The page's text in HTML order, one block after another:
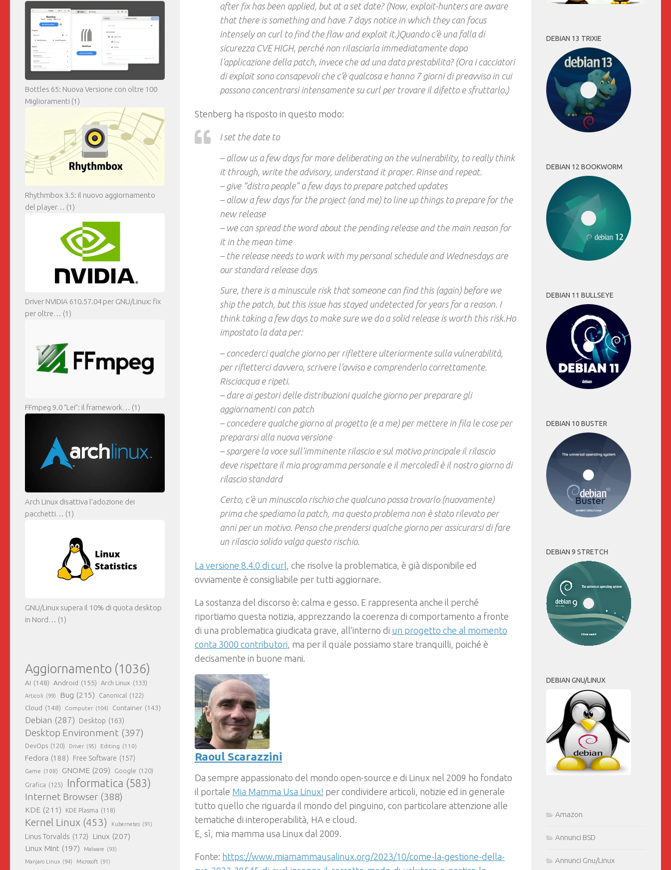
after fix has been applied, but at a set date? (Now, exploit-hunters are aware
that there is something and have 7 days notice in which they can focus
intensely on curl to find the flaw and exploit it.)Quando c’è una falla di
sicurezza CVE HIGH, perché non rilasciarla immediatamente dopo
l’applicazione della patch, invece che ad una data prestabilita? (Ora i cacciatori
di exploit sono consapevoli che c’è qualcosa e hanno 7 giorni di preavviso in cui
possono concentrarsi intensamente su curl per trovare il difetto e sfruttarlo.)
Stenberg ha risposto in questo modo:
I set the date to
– allow us a few days for more deliberating on the vulnerability, to really think
it through, write the advisory, understand it proper. Rinse and repeat.
– give “distro people” a few days to prepare patched updates
– allow a few days for the project (and me) to line up things to prepare for the
new release
– we can spread the word about the pending release and the main reason for
it in the mean time
– the release needs to work with my personal schedule and Wednesdays are
our standard release days
Sure, there is a minuscule risk that someone can find this (again) before we
ship the patch, but this issue has stayed undetected for years for a reason. I
think taking a few days to make sure we do a solid release is worth this risk.Ho
impostato la data per:
– concederci qualche giorno per riflettere ulteriormente sulla vulnerabilità,
per rifletterci davvero, scrivere l’avviso e comprenderlo correttamente.
Risciacqua e ripeti.
– dare ai gestori delle distribuzioni qualche giorno per preparare gli
aggiornamenti con patch
– concedere qualche giorno al progetto (e a me) per mettere in fila le cose per
prepararsi alla nuova versione
– spargere la voce sull’imminente rilascio e sul motivo principale il rilascio
deve rispettare il mio programma personale e il mercoledì è il nostro giorno di
rilascio standard
Certo, c’è un minuscolo rischio che qualcuno possa trovarlo (nuovamente)
prima che spediamo la patch, ma questo problema non è stato rilevato per
anni per un motivo. Penso che prendersi qualche giorno per assicurarsi di fare
un rilascio solido valga questo rischio.
La versione 8.4.0 di curl, che risolve la problematica, è già disponibile ed
ovviamente è consigliabile per tutti aggiornare.
La sostanza del discorso è: calma e gesso. E rappresenta anche il perché
riportiamo questa notizia, apprezzando la coerenza di comportamento a fronte
di una problematica giudicata grave, all’interno di un progetto che al momento
conta 3000 contributori, ma per il quale possiamo stare tranquilli, poiché è
decisamente in buone mani.
Raoul Scarazzini
Da sempre appassionato del mondo open-source e di Linux nel 2009 ho fondato
il portale Mia Mamma Usa Linux! per condividere articoli, notizie ed in generale
tutto quello che riguarda il mondo del pinguino, con particolare attenzione alle
tematiche di interoperabilità, HA e cloud.
E, sì, mia mamma usa Linux dal 2009.
Fonte: https://www.miamammausalinux.org/2023/10/come-la-gestione-della-
Bottles 65: Nuova Versione con oltre 100
Miglioramenti (1)
Rhythmbox 3.5: il nuovo aggiornamento
del player… (1)
Driver NVIDIA 610.57.04 per GNU/Linux: fix
per oltre… (1)
FFmpeg 9.0 “Lei”: il framework… (1)
Arch Linux disattiva l’adozione dei
pacchetti… (1)
GNU/Linux supera il 10% di quota desktop
in Nord… (1)
Aggiornamento (1036)
AI (148) Android (155) Arch Linux (133)
Articoli (99) Bug (215) Canonical (122)
Cloud (148) Computer (104) Container (143)
Debian (287) Desktop (163)
Desktop Environment (397)
DevOps (120) Driver (95) Editing (110)
Fedora (188) Free Software (157)
Game (108) GNOME (209) Google (120)
Grafica (125) Informatica (583)
Internet Browser (388)
KDE (211) KDE Plasma (118)
Kernel Linux (453) Kubernetes (91)
Linus Torvalds (172) Linux (207)
Linux Mint (197) Malware (93)
Manjaro Linux (94) Microsoft (91)
DEBIAN 13 TRIXIE
DEBIAN 12 BOOKWORM
DEBIAN 11 BULLSEYE
DEBIAN 10 BUSTER
DEBIAN 9 STRETCH
DEBIAN GNU/LINUX
Amazon
Annunci BSD
Annunci Gnu/Linux